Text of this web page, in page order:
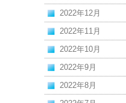
2022年12月
2022年11月
2022年10月
2022年9月
2022年8月